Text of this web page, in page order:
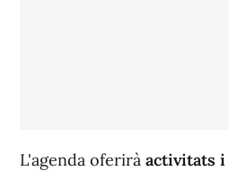
L'agenda oferirà activitats i